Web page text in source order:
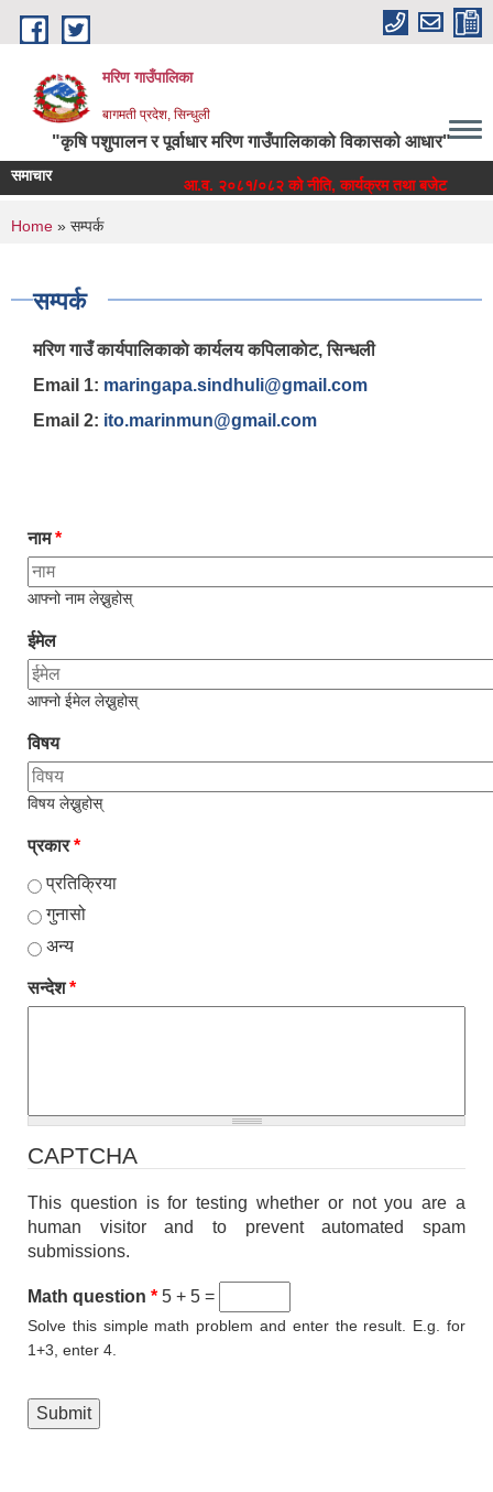
Skip to main content
मरिण गाउँपालिका
बागमती प्रदेश, सिन्धुली
"कृषि पशुपालन र पूर्वाधार मरिण गाउँपालिकाको विकासको आधार"
समाचार
तथा बजेट आ.व. २०८१/०८२ को नीति, कार्यक्रम तथा बजेट
You are here
Home » सम्पर्क
सम्पर्क
मरिण गाउँ कार्यपालिकाकाे कार्यलय कपिलाकाेट, सिन्धली
Email 1: maringapa.sindhuli@gmail.com
Email 2: ito.marinmun@gmail.com
नाम*
आफ्नो नाम लेख्नुहोस्
ईमेल
आफ्नो ईमेल लेख्नुहोस्
विषय
विषय लेख्नुहोस्
प्रकार*
प्रतिक्रिया
गुनासो
अन्य
सन्देश*
CAPTCHA
This question is for testing whether or not you are a
human visitor and to prevent automated spam
submissions.
Math question * 5 + 5 =
Solve this simple math problem and enter the result. E.g. for
1+3, enter 4.